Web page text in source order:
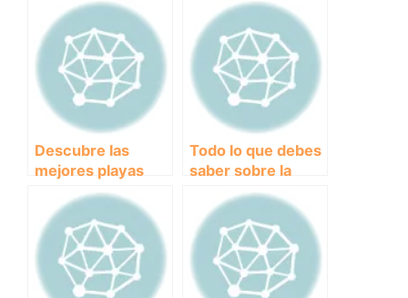
Descubre las
mejores playas
para llevar a tu
perro en Alicante
Todo lo que debes
saber sobre la
historia y
características del
Pitbull, una raza de
perro
incomprendida